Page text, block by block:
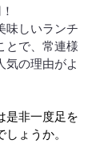
味しいランチ
とで、常連様
気の理由がよ
是非一度足を
ょうか。